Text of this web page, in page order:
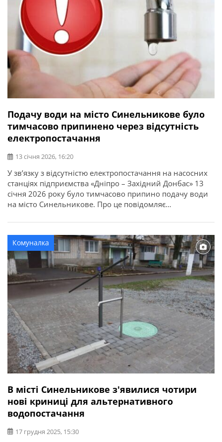
Подачу води на місто Синельникове було
тимчасово припинено через відсутність
електропостачання
13 січня 2026, 16:20
У зв’язку з відсутністю електропостачання на насосних
станціях підприємства «Дніпро – Західний Донбас» 13
січня 2026 року було тимчасово припино подачу води
на місто Синельникове. Про це повідомляє
січня 2026 року подача води на місто Синельникове
підприємством «Дніпро – Західний Донбас» була
відновлена.
Комуналка
В місті Синельникове з'явилися чотири
нові криниці для альтернативного
водопостачання
17 грудня 2025, 15:30